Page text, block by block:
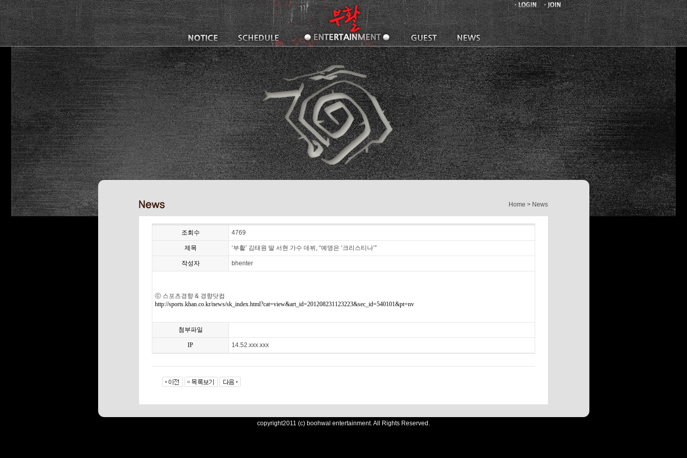
Home > News
조회수 4769
제목 ‘부활’ 김태원 딸 서현 가수 데뷔, “예명은 ‘크리스티나’”
작성자 bhenter
ⓒ 스포츠경향 & 경향닷컴
http://sports.khan.co.kr/news/sk_index.html?cat=view&art_id=201208231123223&sec_id=540101&pt=nv
첨부파일
IP 14.52.xxx.xxx
copyright2011 (c) boohwal entertainment. All Rights Reserved.